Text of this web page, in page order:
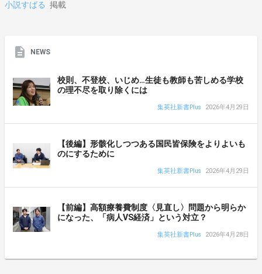
小説すばる 掲載
NEWS
校則、不登校、いじめ…生徒も教師も苦しめる学校
の理不尽を取り除くには
集英社新書Plus 2026年4月29日
【後編】形骸化しつつある国民皆保険をよりよいも
のにするために
集英社新書Plus 2026年4月29日
【前編】高額療養費制度〈見直し〉問題から明らか
になった、「病人VS経済」という対立？
集英社新書Plus 2026年4月28日